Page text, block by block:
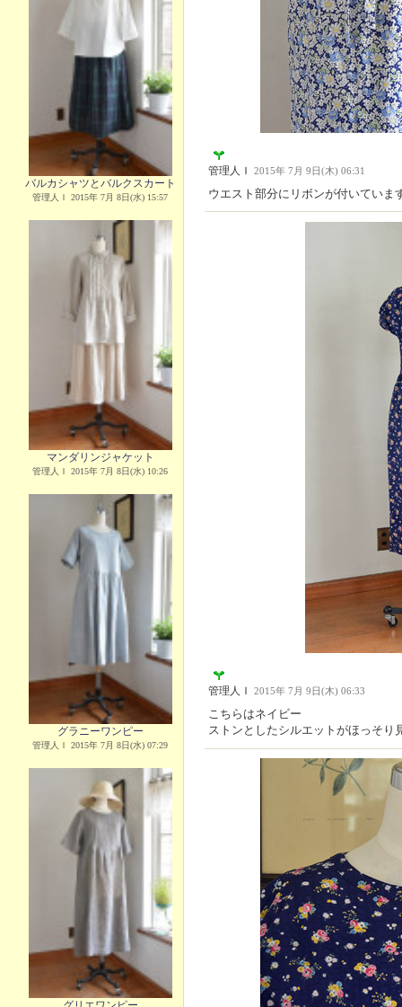
バルカシャツとバルクスカート
管理人Ｉ 2015年 7月 8日(水) 15:57
マンダリンジャケット
管理人Ｉ 2015年 7月 8日(水) 10:26
グラニーワンピー
管理人Ｉ 2015年 7月 8日(水) 07:29
管理人Ｉ 2015年 7月 9日(木) 06:31
ウエスト部分にリボンが付いていま
管理人Ｉ 2015年 7月 9日(木) 06:33
こちらはネイビー
ストンとしたシルエットがほっそり